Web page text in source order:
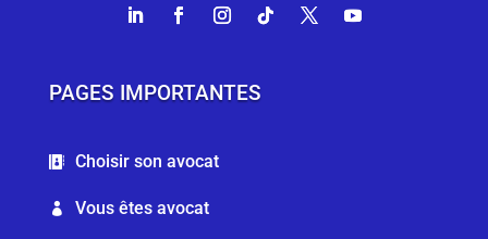
PAGES IMPORTANTES
 Choisir son avocat
 Vous êtes avocat